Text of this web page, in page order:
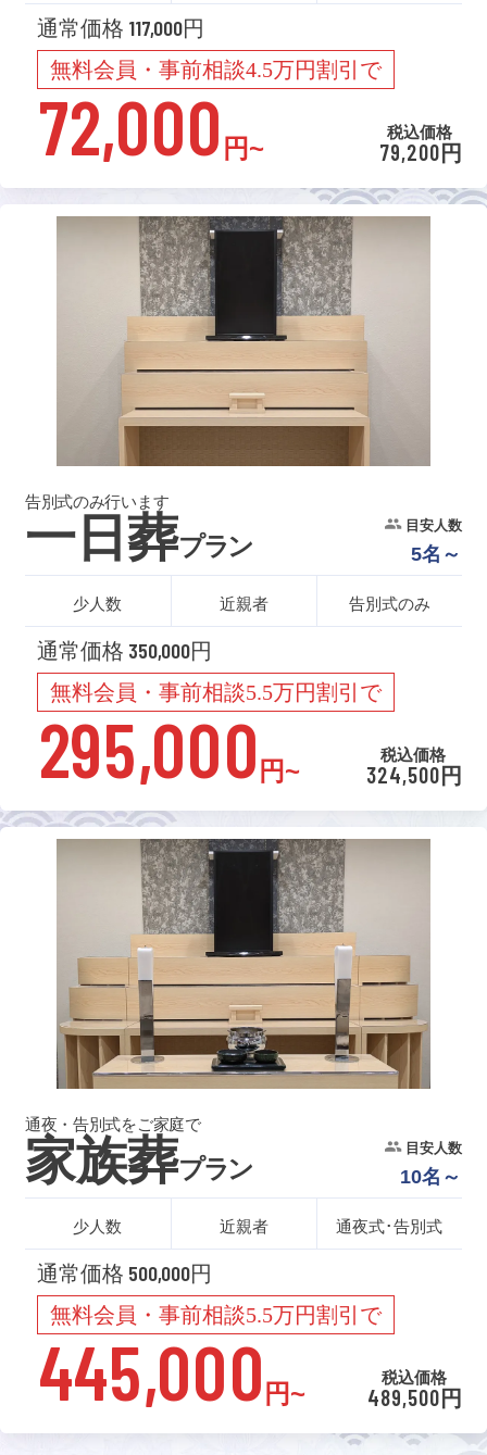
通常価格 117,000円
無料会員・事前相談4.5万円割引で
72,000 円~
税込価格
79,200円
告別式のみ行います
一日葬プラン
目安人数
5名～
少人数 近親者 告別式のみ
通常価格 350,000円
無料会員・事前相談5.5万円割引で
295,000 円~
税込価格
324,500円
通夜・告別式をご家庭で
家族葬プラン
目安人数
10名～
少人数 近親者 通夜式･告別式
通常価格 500,000円
無料会員・事前相談5.5万円割引で
445,000 円~
税込価格
489,500円